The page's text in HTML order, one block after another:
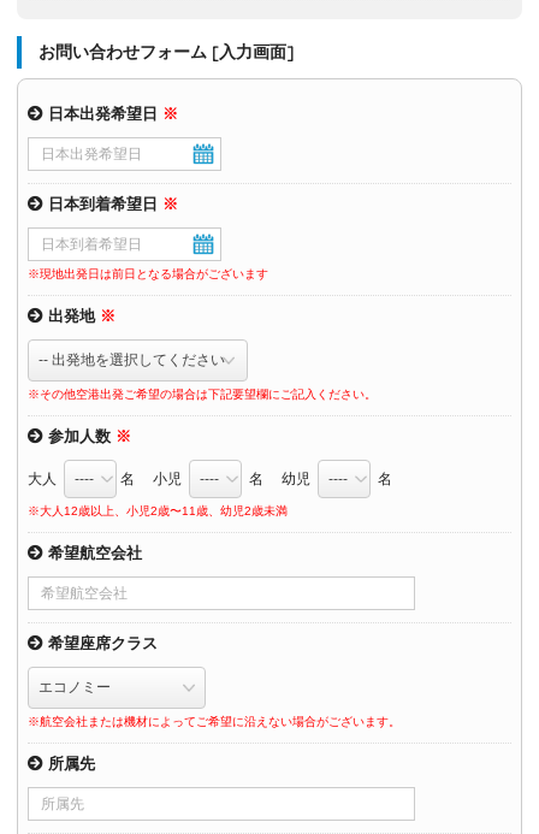
お問い合わせフォーム [入力画面]
日本出発希望日 ※
日本到着希望日 ※
※現地出発日は前日となる場合がございます
出発地 ※
※その他空港出発ご希望の場合は下記要望欄にご記入ください。
参加人数 ※
大人 名 小児 名 幼児 名
※大人12歳以上、小児2歳〜11歳、幼児2歳未満
希望航空会社
希望座席クラス
※航空会社または機材によってご希望に沿えない場合がございます。
所属先